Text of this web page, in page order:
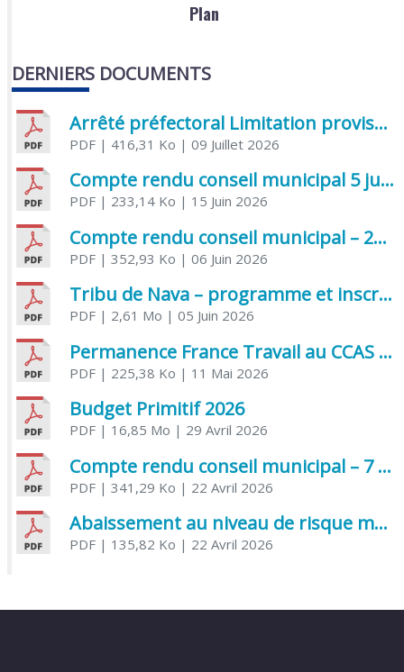
Plan
DERNIERS DOCUMENTS
Arrêté préfectoral Limitation provisoire des usages de l’eau
PDF| 416,31 Ko | 09 Juillet 2026
Compte rendu conseil municipal 5 juin 2026 sénatoriale
PDF| 233,14 Ko | 15 Juin 2026
Compte rendu conseil municipal – 21 avril 2026
PDF| 352,93 Ko | 06 Juin 2026
Tribu de Nava – programme et inscriptions été 2026
PDF| 2,61 Mo | 05 Juin 2026
Permanence France Travail au CCAS de Saujon Juin 2026
PDF| 225,38 Ko | 11 Mai 2026
Budget Primitif 2026
PDF| 16,85 Mo | 29 Avril 2026
Compte rendu conseil municipal – 7 avril 2026
PDF| 341,29 Ko | 22 Avril 2026
Abaissement au niveau de risque modéré de l’Influenza aviaire
PDF| 135,82 Ko | 22 Avril 2026